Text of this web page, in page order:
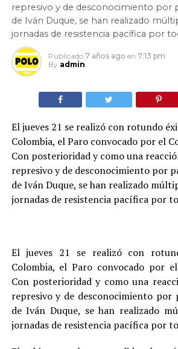
represivo y de desconocimiento por
de Iván Duque, se han realizado
jornadas de resistencia pacífica por
Publicado 7 años ago en 7:13 pm
By admin
El jueves 21 se realizó con rotundo
Colombia, el Paro convocado por el
Con posterioridad y como una
represivo y de desconocimiento por
de Iván Duque, se han realizado
jornadas de resistencia pacífica por
El jueves 21 se realizó con
Colombia, el Paro convocado por
Con posterioridad y como una
represivo y de desconocimiento por
de Iván Duque, se han realizado
jornadas de resistencia pacífica por